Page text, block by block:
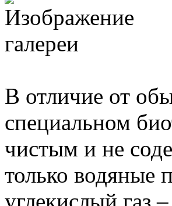
В отличие от
специальном
чистым и не
только водяные
углекислый газ